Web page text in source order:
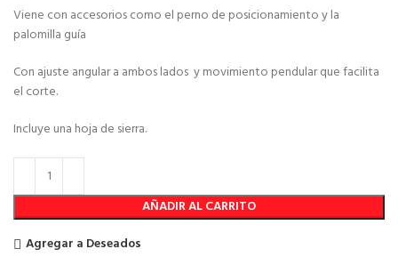
Viene con accesorios como el perno de posicionamiento y la
palomilla guía
Con ajuste angular a ambos lados y movimiento pendular que facilita
el corte.
Incluye una hoja de sierra.
AÑADIR AL CARRITO
Agregar a Deseados